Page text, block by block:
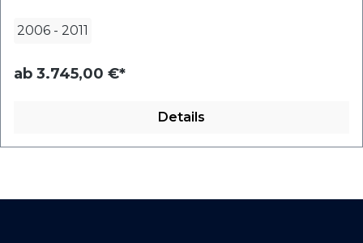
2006 - 2011
ab 3.745,00 €*
Details